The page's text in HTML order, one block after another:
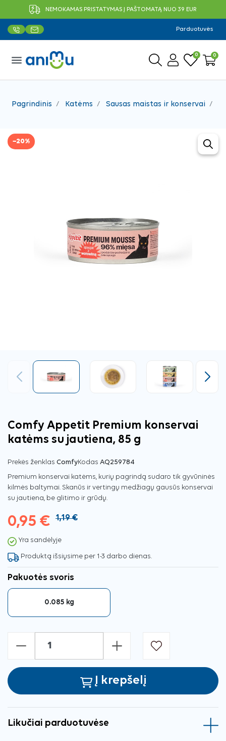
NEMOKAMAS PRISTATYMAS Į PAŠTOMATĄ NUO 39 EUR
Parduotuvės
menu 0 0
Pagrindinis Katėms Sausas maistas ir konservai
−20%
Ankstesnis Tęsti
Comfy Appetit Premium konservai
katėms su jautiena, 85 g
Prekės ženklas ComfyKodas AQ259784
Premium konservai katėms, kurių pagrindą sudaro tik gyvūninės
kilmės baltymai. Skanūs ir vertingų medžiagų gausūs konservai
su jautiena, be glitimo ir grūdų.
0,95 € 1,19 €
Yra sandėlyje
Produktą išsiųsime per 1-3 darbo dienas.
Pakuotės svoris
0.085 kg
- +
Į krepšelį
Likučiai parduotuvėse